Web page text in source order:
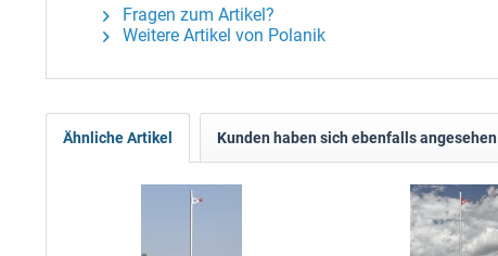
Fragen zum Artikel?
Weitere Artikel von Polanik
Ähnliche Artikel Kunden haben sich ebenfalls angesehen